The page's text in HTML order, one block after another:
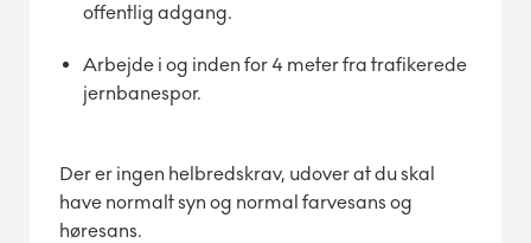
offentlig adgang.
Arbejde i og inden for 4 meter fra trafikerede
jernbanespor.
Der er ingen helbredskrav, udover at du skal
have normalt syn og normal farvesans og
høresans.